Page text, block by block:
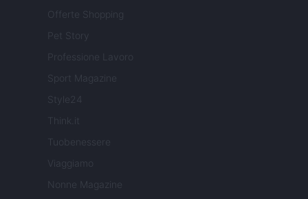
Offerte Shopping
Pet Story
Professione Lavoro
Sport Magazine
Style24
Think.it
Tuobenessere
Viaggiamo
Nonne Magazine